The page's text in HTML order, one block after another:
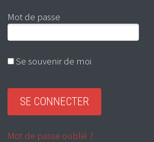
Mot de passe
Se souvenir de moi
Mot de passe oublié ?